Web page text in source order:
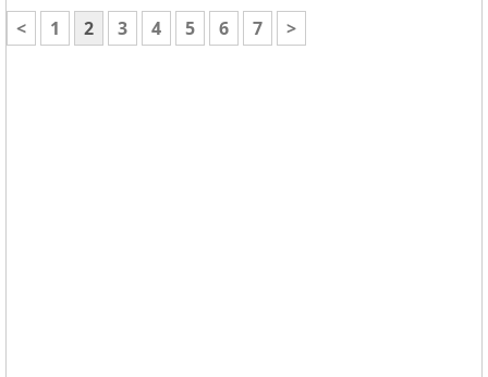
< 1 2 3 4 5 6 7 >